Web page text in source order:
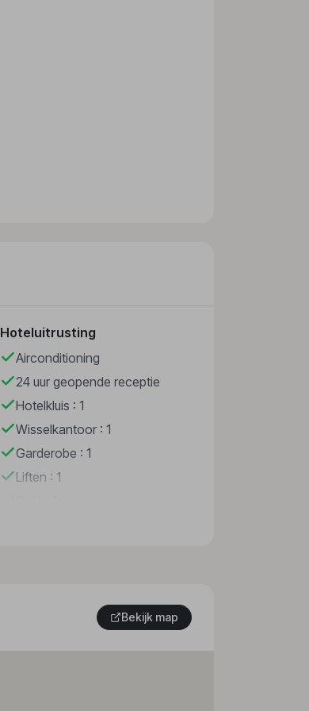
Hoteluitrusting
Airconditioning
24 uur geopende receptie
Hotelkluis : 1
Wisselkantoor : 1
Garderobe : 1
Liften : 1
Bekijk map